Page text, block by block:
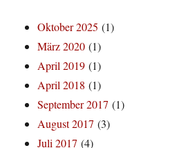
Oktober 2025 (1)
März 2020 (1)
April 2019 (1)
April 2018 (1)
September 2017 (1)
August 2017 (3)
Juli 2017 (4)